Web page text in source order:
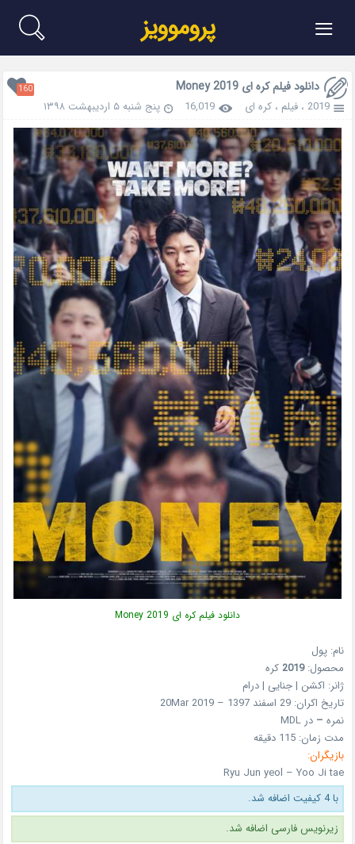
≡ پروموویز
دانلود فیلم کره ای Money 2019 160
2019 ،فیلم ،کره ای 16,019 پنج شنبه ۵ اردیبهشت ۱۳۹۸
دانلود فیلم کره ای Money 2019
نام: پول
محصول:2019 کره
ژانر: اکشن | جنایی | درام
تاریخ اکران: 29 اسفند 1397 – 20Mar 2019
نمره – در MDL
مدت زمان: 115 دقیقه
بازیگران:
Ryu Jun yeol – Yoo Ji tae
با 4 کیفیت اضافه شد.
زیرنویس فارسی اضافه شد.